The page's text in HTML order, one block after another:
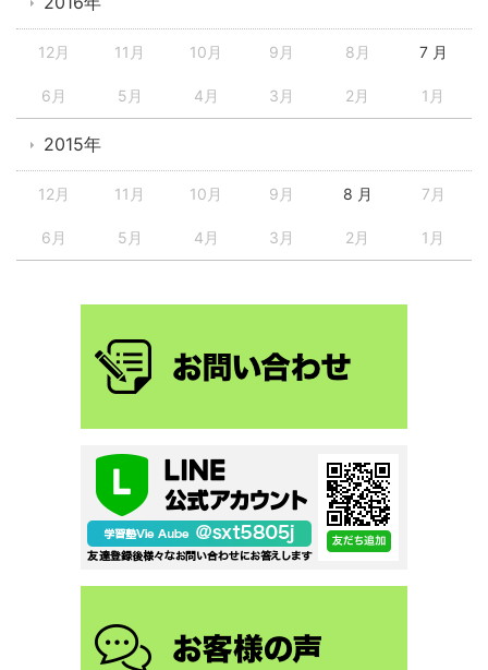
12月 11月 10月 9月 8月 7 月
6月 5月 4月 3月 2月 1月
2015年
12月 11月 10月 9月 8 月 7月
6月 5月 4月 3月 2月 1月